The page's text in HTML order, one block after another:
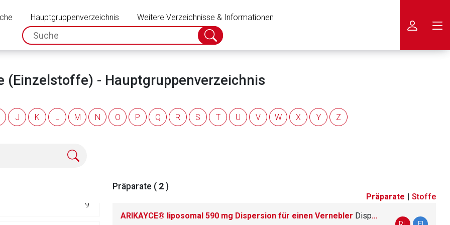
Hauptgruppenverzeichnis
Weitere Verzeichnisse & Informationen
spc.search.input.placeholder
Suche
abschicken
(Einzelstoffe) - Hauptgruppenverzeichnis
J K L M N O P Q R S T U V W X Y Z
14
9
Präparate ( 2 )
Präparate | Stoffe
ARIKAYCE® liposomal 590 mg Dispersion für einen Vernebler Dispersion für einen Vernebler